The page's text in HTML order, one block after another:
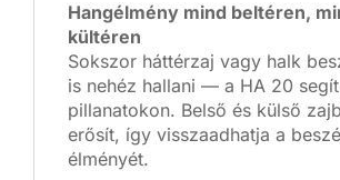
Hangélmény mind beltéren,
kültéren
Sokszor háttérzaj vagy halk
is nehéz hallani — a HA 20
pillanatokon. Belső és külső
erősít, így visszaadhatja a
élményét.